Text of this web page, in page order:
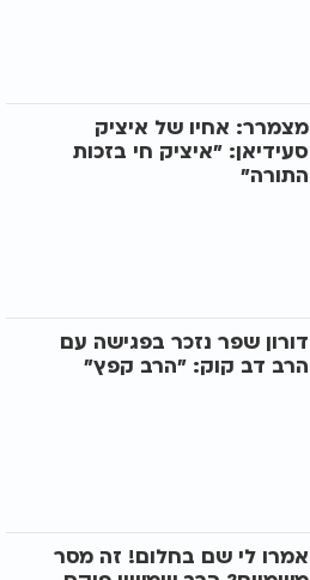
מצמרר: אחיו של איציק
סעידיאן: "איציק חי בזכות
התורה"
דורון שפר נזכר בפגישה עם
הרב דב קוק: "הרב קפץ"
אמרו לי שם בחלום! זה מסר